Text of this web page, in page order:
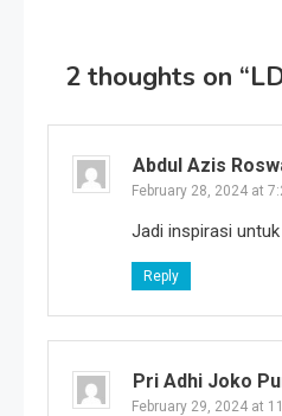
2 thoughts on “
Abdul Azis
February 28, 2024 at
Jadi inspirasi untuk
Reply
Pri Adhi Joko
February 29, 2024 at